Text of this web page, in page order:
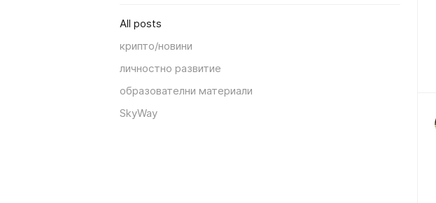
All posts
крипто/новини
личностно развитие
образователни материали
SkyWay